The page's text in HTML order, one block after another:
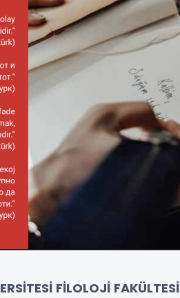
FİLOLOJİ FAKÜLTESİ